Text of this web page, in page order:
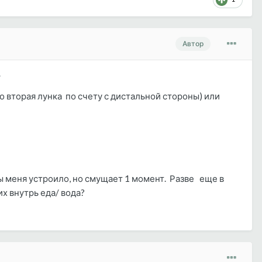
Автор
лунка по счету с дистальной стороны) или
меня устроило, но смущает 1 момент. Разве еще в
внутрь еда/ вода?